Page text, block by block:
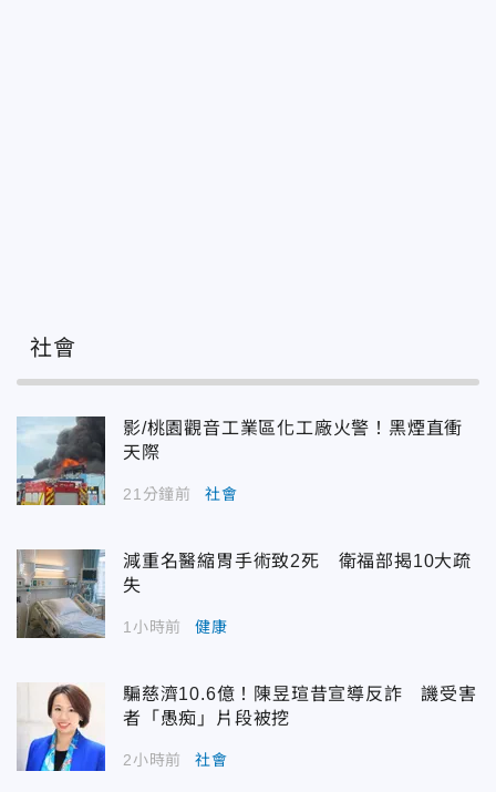
社會
影/桃園觀音工業區化工廠火警！黑煙直衝
天際
21分鐘前 社會
減重名醫縮胃手術致2死 衛福部揭10大疏
失
1小時前 健康
騙慈濟10.6億！陳昱瑄昔宣導反詐 譏受害
者「愚痴」片段被挖
2小時前 社會